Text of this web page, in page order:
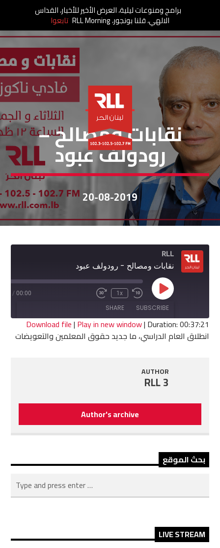
نقابات ومصالح
نقابات ومصالح –
رودولف عبود
20-08-2019
RLL
نقابات ومصالح - رودولف عبود
Play
Episode
Rewind
10
Seconds
1x
Fast
seconds
00:00
/
SUBSCRIBE
SHARE
SHARE
Download file| Play in new window| Duration: 00:37:21
انطلاق العام الدراسي، ما جديد حقوق المعلمين والتعويضات
AUTHOR
RLL 3
Author's archive
بحث الموقع
LIVE STREAM
برامج ومنوعات ليلية، العرض الأخير للأخبار، القداس
الالهي، قلنا بونجور، RLL Morning تابعوا